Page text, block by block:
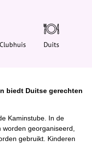
Duits
biedt Duitse gerechten
Kaminstube. In de
georganiseerd,
gebruikt. Kinderen